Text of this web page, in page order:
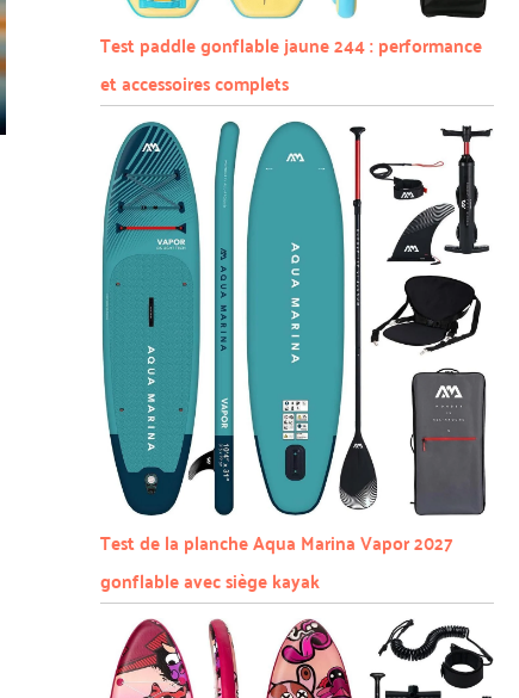
Test paddle gonflable jaune 244 : performance
et accessoires complets
Test de la planche Aqua Marina Vapor 2027
gonflable avec siège kayak